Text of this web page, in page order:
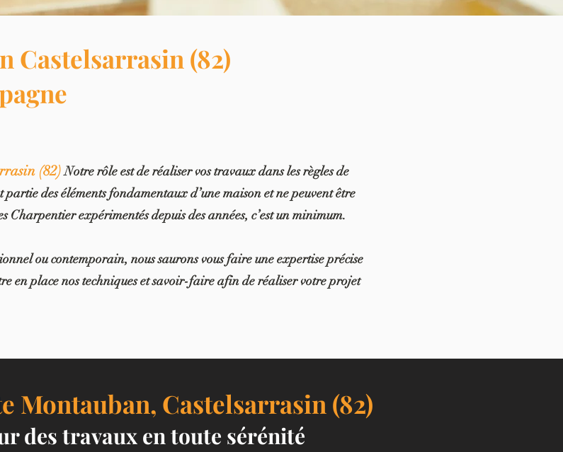
Castelsarrasin (82)
(82) Notre rôle est de réaliser vos travaux dans les règles de
des éléments fondamentaux d’une maison et ne peuvent être
Charpentier expérimentés depuis des années, c’est un minimum.
ou contemporain, nous saurons vous faire une expertise précise
en place nos techniques et savoir-faire afin de réaliser votre projet
Montauban, Castelsarrasin (82)
des travaux en toute sérénité